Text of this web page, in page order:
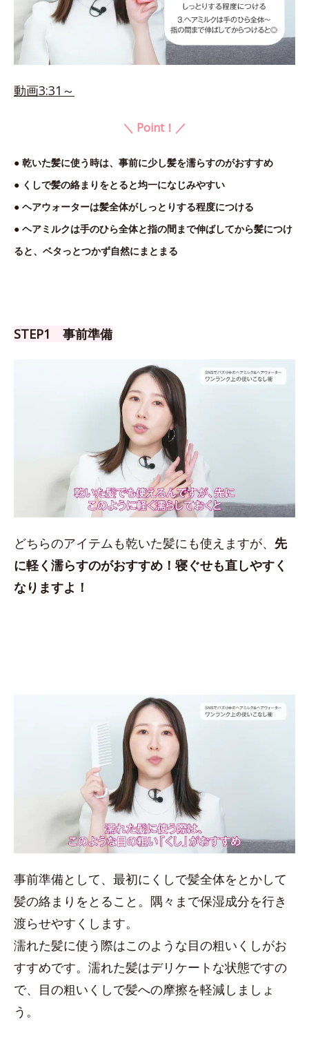
動画3:31～
＼ Point！／
● 乾いた髪に使う時は、事前に少し髪を濡らすのがおすすめ
● くしで髪の絡まりをとると均一になじみやすい
● ヘアウォーターは髪全体がしっとりする程度につける
● ヘアミルクは手のひら全体と指の間まで伸ばしてから髪につけ
ると、ベタっとつかず自然にまとまる
STEP1 事前準備
どちらのアイテムも乾いた髪にも使えますが、 先
に軽く濡らすのがおすすめ！寝ぐせも直しやすく
なりますよ！
事前準備として、最初にくしで髪全体をとかして
髪の絡まりをとること。隅々まで保湿成分を行き
渡らせやすくします。
濡れた髪に使う際はこのような目の粗いくしがお
すすめです。濡れた髪はデリケートな状態ですの
で、目の粗いくしで髪への摩擦を軽減しましょ
う。